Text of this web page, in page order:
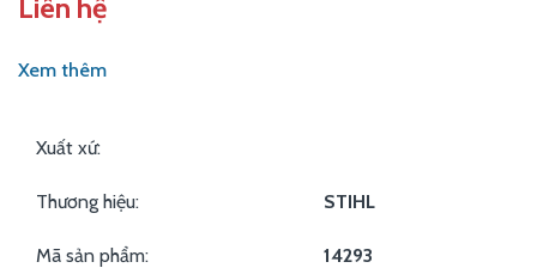
Liên hệ
Xem thêm
Xuất xứ:
Thương hiệu: STIHL
Mã sản phẩm: 14293